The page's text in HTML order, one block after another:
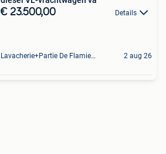
€ 23.500,00 Details
Lavacherie+Partie De Flamierge 2 aug 26